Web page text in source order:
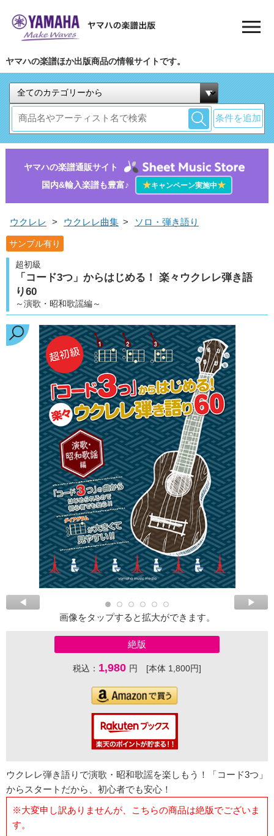
ヤマハの楽譜ほか出版商品の情報サイトです。
条件を追加
ヤマハの楽譜通販サイト
国内&輸入楽譜も豊富♪
★キャンペーン実施中★
ウクレレ > ウクレレ曲集 > ソロ・弾き語り
サンプル有り
超初級
「コード3つ」からはじめる！ 楽々ウクレレ弾き語
り60
～演歌・昭和歌謡編～
画像をタップすると拡大ができます。
絶版
税込： 1,980 円 [本体 1,800円]
ウクレレ弾き語りで演歌・昭和歌謡を楽しもう！「コード3つ」
からスタートだから、初心者でも安心！
※大変申し訳ありませんが、こちらの商品は絶版でございま
す。